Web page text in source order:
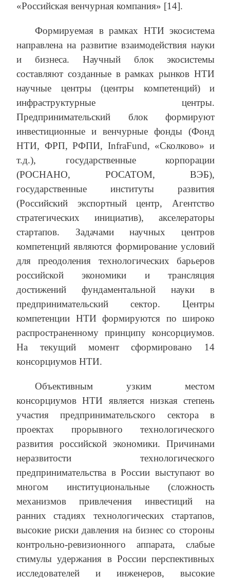
«Российская венчурная компания» [14].
Формируемая в рамках НТИ экосистема
направлена на развитие взаимодействия науки
и бизнеса. Научный блок экосистемы
составляют созданные в рамках рынков НТИ
научные центры (центры компетенций) и
инфраструктурные центры.
Предпринимательский блок формируют
инвестиционные и венчурные фонды (Фонд
НТИ, ФРП, РФПИ, InfraFund, «Сколково» и
т.д.), государственные корпорации
(РОСНАНО, РОСАТОМ, ВЭБ),
государственные институты развития
(Российский экспортный центр, Агентство
стратегических инициатив), акселераторы
стартапов. Задачами научных центров
компетенций являются формирование условий
для преодоления технологических барьеров
российской экономики и трансляция
достижений фундаментальной науки в
предпринимательский сектор. Центры
компетенции НТИ формируются по широко
распространенному принципу консорциумов.
На текущий момент сформировано 14
консорциумов НТИ.
Объективным узким местом
консорциумов НТИ является низкая степень
участия предпринимательского сектора в
проектах прорывного технологического
развития российской экономики. Причинами
неразвитости технологического
предпринимательства в России выступают во
многом институциональные (сложность
механизмов привлечения инвестиций на
ранних стадиях технологических стартапов,
высокие риски давления на бизнес со стороны
контрольно-ревизионного аппарата, слабые
стимулы удержания в России перспективных
исследователей и инженеров, высокие